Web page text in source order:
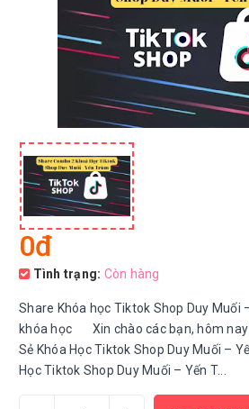
0đ
Tình trạng: Còn hàng
Share Khóa học Tiktok Shop Duy Muối
khóa học Xin chào các bạn, hôm nay
Sẻ Khóa Học Tiktok Shop Duy Muối –
Học Tiktok Shop Duy Muối – Yến T...